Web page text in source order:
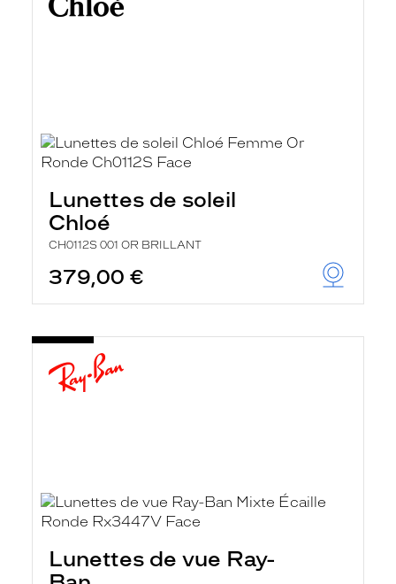
Lunettes de soleil
Chloé
CH0112S 001 OR BRILLANT
379,00 €
Lunettes de vue Ray-